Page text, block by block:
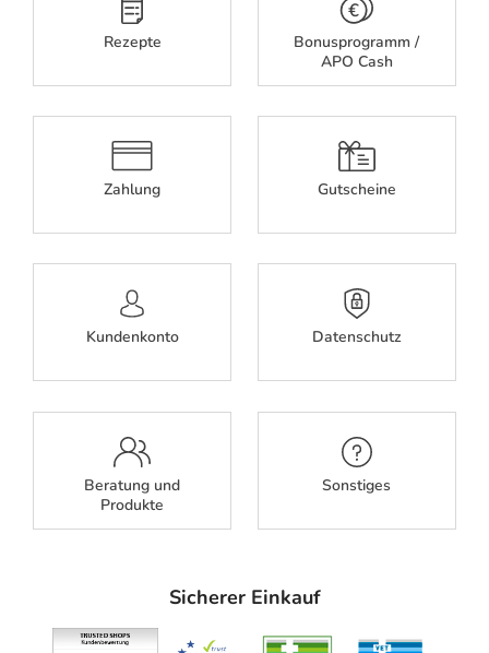
Rezepte
Bonusprogramm /
APO Cash
Zahlung Gutscheine
Kundenkonto Datenschutz
Beratung und
Produkte
Sonstiges
Sicherer Einkauf